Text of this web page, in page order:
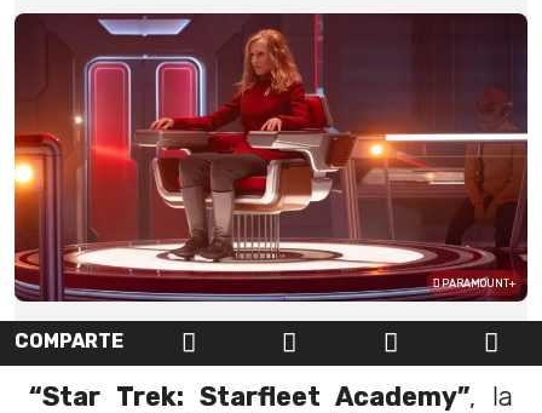
PARAMOUNT+
COMPARTE
“Star Trek: Starfleet Academy”, la